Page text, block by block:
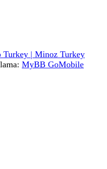
Turkey | Minoz Turkey
MyBB GoMobile